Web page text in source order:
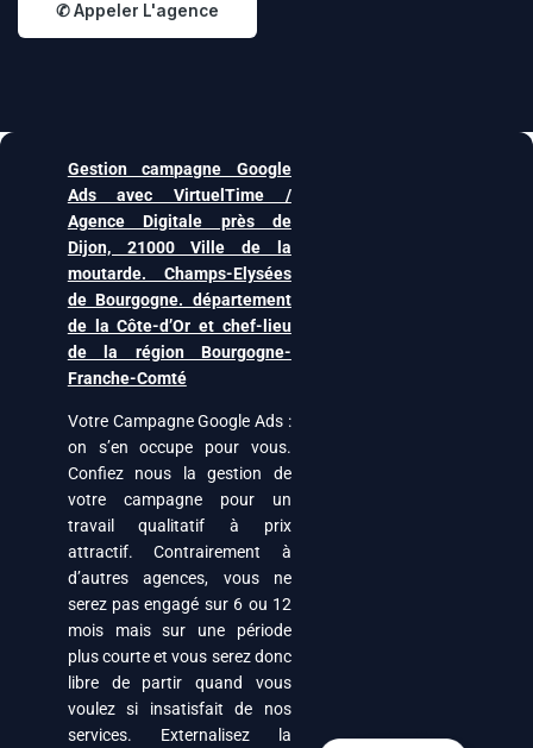
✆ Appeler L'agence
Gestion campagne Google
Ads avec VirtuelTime /
Agence Digitale près de
Dijon, 21000 Ville de la
moutarde. Champs-Elysées
de Bourgogne. département
de la Côte-d’Or et chef-lieu
de la région Bourgogne-
Franche-Comté
Votre Campagne Google Ads :
on s’en occupe pour vous.
Confiez nous la gestion de
votre campagne pour un
travail qualitatif à prix
attractif. Contrairement à
d’autres agences, vous ne
serez pas engagé sur 6 ou 12
mois mais sur une période
plus courte et vous serez donc
libre de partir quand vous
voulez si insatisfait de nos
services. Externalisez la